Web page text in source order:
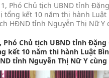
Phó Chủ tịch UBND tỉnh
tổng kết 10 năm thi hành
HĐND tỉnh Nguyễn Thị Nữ Y
Phó Chủ tịch UBND tỉnh
kết 10 năm thi hành Luật
tỉnh Nguyễn Thị Nữ Y